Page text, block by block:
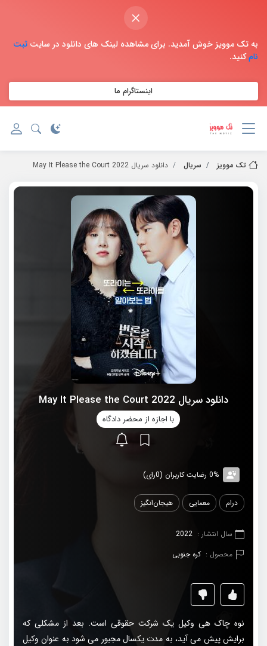
×
به تک موویز خوش آمدید. برای مشاهده لینک های دانلود در سایت ثبت
نامکنید.
اینستاگرام ما
تک موویز سریال دانلود سریال 2022 May It Please the Court
دانلود سریال 2022 May It Please the Court
با اجازه از محضر دادگاه
0% رضایت کاربران (0رای)
درام معمایی هیجان‌انگیز
سال انتشار : 2022
محصول : کره جنوبی
نوه چاک هی وکیل یک شرکت حقوقی است. بعد از مشکلی که
برایش پیش می آید، به مدت یکسال مجبور می شود به عنوان وکیل